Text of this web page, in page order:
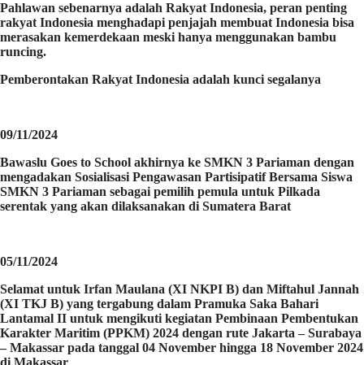
Pahlawan sebenarnya adalah Rakyat Indonesia, peran penting
rakyat Indonesia menghadapi penjajah membuat Indonesia bisa
merasakan kemerdekaan meski hanya menggunakan bambu
runcing.
Pemberontakan Rakyat Indonesia adalah kunci segalanya
09/11/2024
Bawaslu Goes to School akhirnya ke SMKN 3 Pariaman dengan
mengadakan Sosialisasi Pengawasan Partisipatif Bersama Siswa
SMKN 3 Pariaman sebagai pemilih pemula untuk Pilkada
serentak yang akan dilaksanakan di Sumatera Barat
05/11/2024
Selamat untuk Irfan Maulana (XI NKPI B) dan Miftahul Jannah
(XI TKJ B) yang tergabung dalam Pramuka Saka Bahari
Lantamal II untuk mengikuti kegiatan Pembinaan Pembentukan
Karakter Maritim (PPKM) 2024 dengan rute Jakarta – Surabaya
– Makassar pada tanggal 04 November hingga 18 November 2024
di Makassar